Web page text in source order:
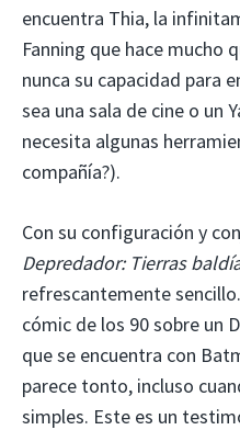
encuentra Thia, la
Fanning que hace mucho
nunca su capacidad para
sea una sala de cine o un
necesita algunas
compañía?).
Con su configuración y
Depredador: Tierras
refrescantemente
cómic de los 90 sobre un
que se encuentra con
parece tonto, incluso
simples. Este es un